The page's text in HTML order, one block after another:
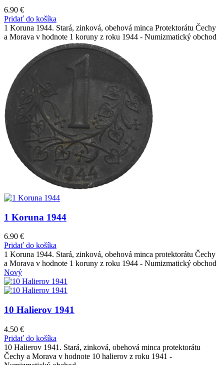
6.90 €
Pridať do košíka
1 Koruna 1944. Stará, zinková, obehová minca Protektorátu Čechy
a Morava v hodnote 1 koruny z roku 1944 - Numizmatický obchod
1 Koruna 1944
6.90 €
Pridať do košíka
1 Koruna 1944. Stará, zinková, obehová minca protektorátu Čechy
a Morava v hodnote 1 koruny z roku 1944 - Numizmatický obchod
Nový
10 Halierov 1941
4.50 €
Pridať do košíka
10 Halierov 1941. Stará, zinková, obehová minca protektorátu
Čechy a Morava v hodnote 10 halierov z roku 1941 -